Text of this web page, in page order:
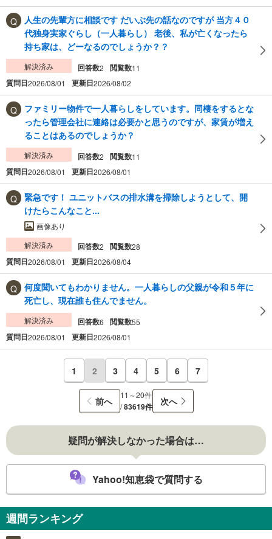
人生の先輩方に相談です だいぶ先の話なのですが 当方４０
代独身実家ぐらし（一人暮らし） 老後、私が亡くなったら
持ち家は、どーなるのでしょうか？？
解決済み 回答数2 閲覧数11
質問日2026/08/01 更新日2026/08/02
ファミリー物件で一人暮らしをしています。同棲をするとな
ったら管理会社に連絡は必要かと思うのですが、家賃が増え
ることはあるのでしょうか？
解決済み 回答数2 閲覧数11
質問日2026/08/01 更新日2026/08/01
緊急です！ ユニットバスの排水溝を掃除しようとして、開
けたらこんなこと...
画像あり
解決済み
回答数2 閲覧数28
質問日2026/08/01 更新日2026/08/04
何度聞いてもわかりません。一人暮らしの父親が令和５年に
死亡し、現在誰も住んでません。
解決済み 回答数6 閲覧数55
質問日2026/08/01 更新日2026/08/01
1 2 3 4 5 6 7
前へ
11～20件
/83619件 次へ
疑問が解決しなかった場合は…
Yahoo!知恵袋で質問する
週間ランキング